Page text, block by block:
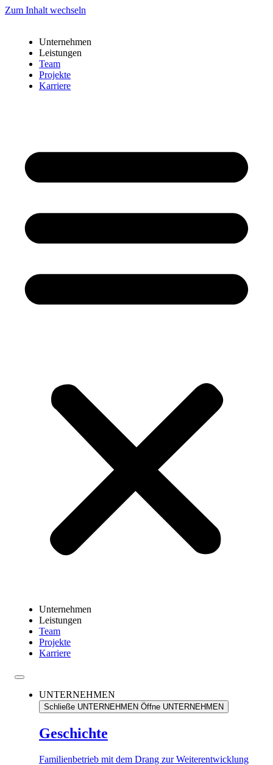
Zum Inhalt wechseln
Unternehmen
Leistungen
Team
Projekte
Karriere
Unternehmen
Leistungen
Team
Projekte
Karriere
UNTERNEHMEN
Schließe UNTERNEHMEN Öffne UNTERNEHMEN
Geschichte
Familienbetrieb mit dem Drang zur Weiterentwicklung